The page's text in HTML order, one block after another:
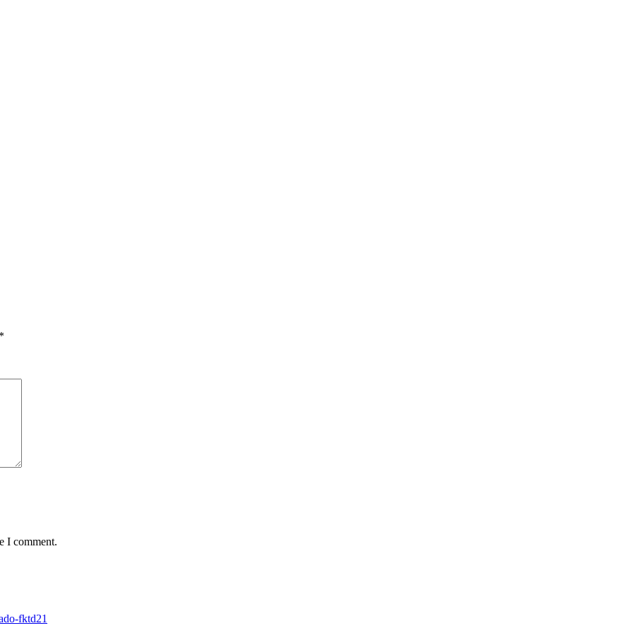
I comment.